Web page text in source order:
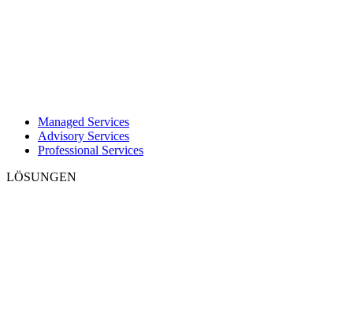
Managed Services
Advisory Services
Professional Services
LÖSUNGEN